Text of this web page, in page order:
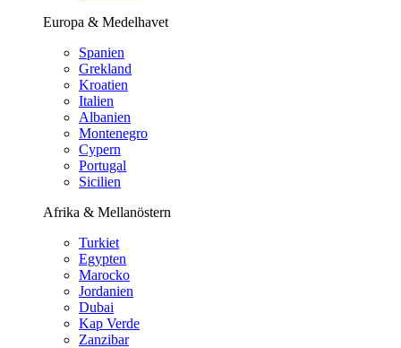
Europa & Medelhavet
Spanien
Grekland
Kroatien
Italien
Albanien
Montenegro
Cypern
Portugal
Sicilien
Afrika & Mellanöstern
Turkiet
Egypten
Marocko
Jordanien
Dubai
Kap Verde
Zanzibar